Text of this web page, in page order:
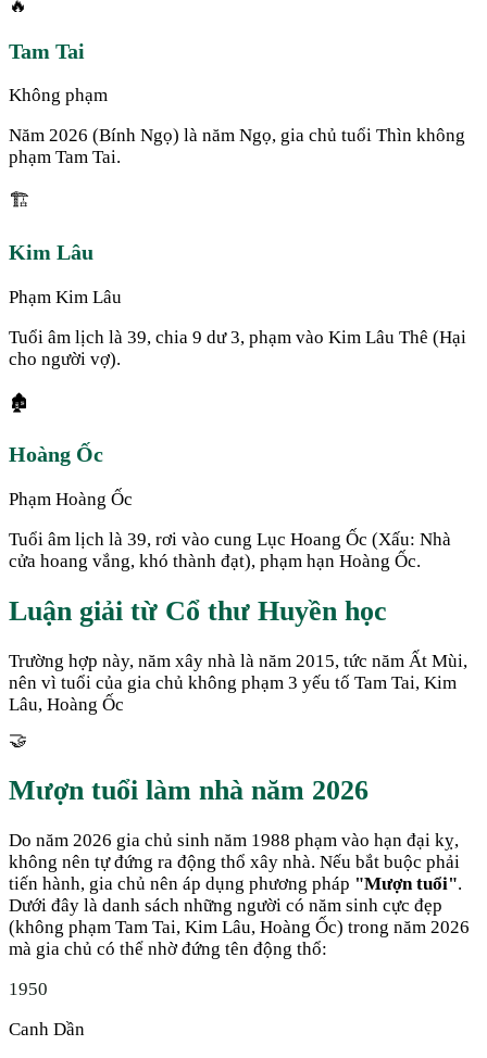
🔥
Tam Tai
Không phạm
Năm 2026 (Bính Ngọ) là năm Ngọ, gia chủ tuổi Thìn không
phạm Tam Tai.
🏗️
Kim Lâu
Phạm Kim Lâu
Tuổi âm lịch là 39, chia 9 dư 3, phạm vào Kim Lâu Thê (Hại
cho người vợ).
🏚️
Hoàng Ốc
Phạm Hoàng Ốc
Tuổi âm lịch là 39, rơi vào cung Lục Hoang Ốc (Xấu: Nhà
cửa hoang vắng, khó thành đạt), phạm hạn Hoàng Ốc.
Luận giải từ Cổ thư Huyền học
Trường hợp này, năm xây nhà là năm 2015, tức năm Ất Mùi,
nên vì tuổi của gia chủ không phạm 3 yếu tố Tam Tai, Kim
Lâu, Hoàng Ốc
🤝
Mượn tuổi làm nhà năm 2026
Do năm 2026 gia chủ sinh năm 1988 phạm vào hạn đại kỵ,
không nên tự đứng ra động thổ xây nhà. Nếu bắt buộc phải
tiến hành, gia chủ nên áp dụng phương pháp "Mượn tuổi".
Dưới đây là danh sách những người có năm sinh cực đẹp
(không phạm Tam Tai, Kim Lâu, Hoàng Ốc) trong năm 2026
mà gia chủ có thể nhờ đứng tên động thổ:
1950
Canh Dần